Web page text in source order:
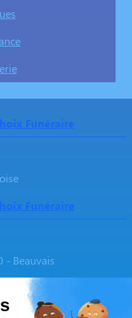
Funéraire
Funéraire
- Beauvais
Funéraire